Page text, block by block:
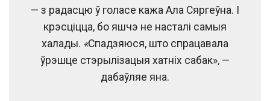
— з радасцю ў голасе кажа Ала Сяргеўна. І
крэсціцца, бо яшчэ не насталі самыя
халады. «Спадзяюся, што спрацавала
ўрэшце стэрылізацыя хатніх сабак», —
дабаўляе яна.